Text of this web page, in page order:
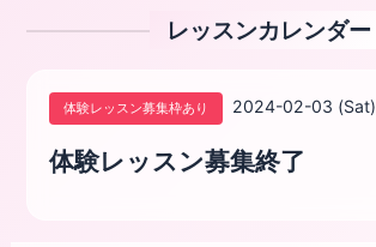
レッスンカレンダー
体験レッスン募集枠あり 2024-02-03 (Sat)
体験レッスン募集終了